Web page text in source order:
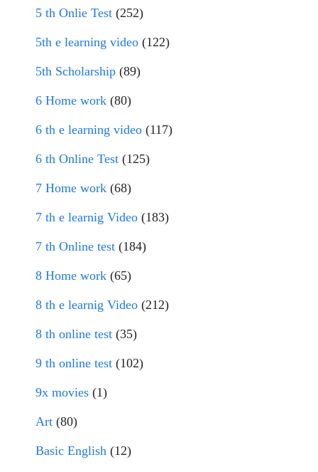
5 th Onlie Test (252)
5th e learning video (122)
5th Scholarship (89)
6 Home work (80)
6 th e learning video (117)
6 th Online Test (125)
7 Home work (68)
7 th e learnig Video (183)
7 th Online test (184)
8 Home work (65)
8 th e learnig Video (212)
8 th online test (35)
9 th online test (102)
9x movies (1)
Art (80)
Basic English (12)